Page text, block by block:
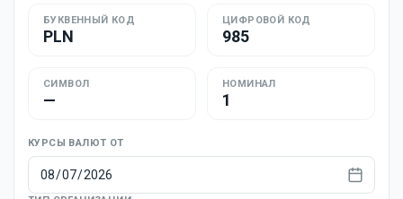
Обменные кассы
Денежные переводы
БУКВЕННЫЙ КОД
PLN
ЦИФРОВОЙ КОД
985
СИМВОЛ
—
НОМИНАЛ
1
КУРСЫ ВАЛЮТ ОТ